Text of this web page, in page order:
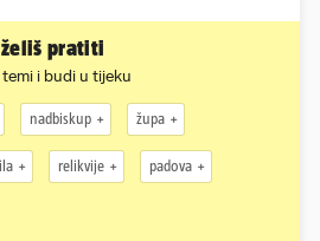
pratiti
i budi u tijeku
nadbiskup župa
relikvije padova